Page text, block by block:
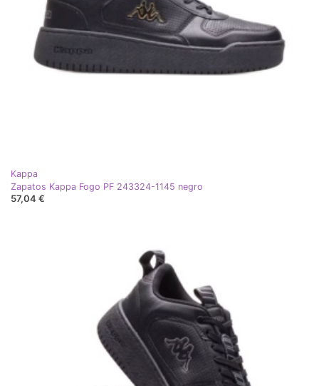
Kappa
Zapatos Kappa Fogo PF 243324-1145 negro
57,04 €